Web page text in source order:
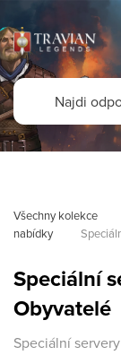
Všechny kolekce
nabídky
Speciální
Obyvatelé
Speciální